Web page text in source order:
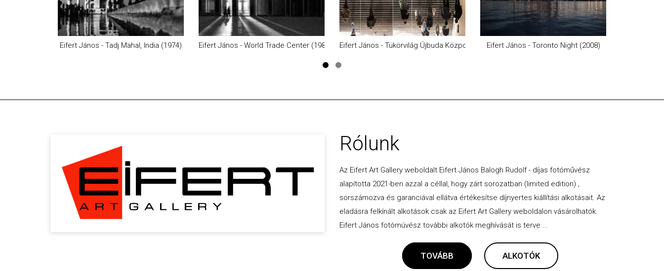
Eifert János - Tadj Mahal, India (1974) Eifert János - World Trade Center (1985) Eifert János - Tükörvilág Újbuda Központ aluljárójában (2019)Eifert János - Toronto Night (2008)
Rólunk
Az Eifert Art Gallery weboldalt Eifert János Balogh Rudolf - díjas fotóművész
alapította 2021-ben azzal a céllal, hogy zárt sorozatban (limited edition) ,
sorszámozva és garanciával ellátva értékesítse díjnyertes kiállítási alkotásait. Az
eladásra felkínált alkotások csak az Eifert Art Gallery weboldalon vásárolhatók.
Eifert János fotómúvész további alkotók meghívását is terve ...
TOVÁBB ALKOTÓK